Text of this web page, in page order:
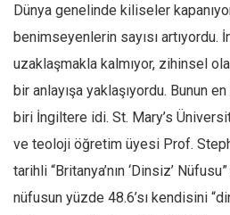
Dünya genelinde kiliseler
benimseyenlerin sayısı artıyordu.
uzaklaşmakla kalmıyor, zihinsel
bir anlayışa yaklaşıyordu. Bunun
biri İngiltere idi. St. Mary’s
ve teoloji öğretim üyesi Prof.
tarihli “Britanya’nın ‘Dinsiz’
nüfusun yüzde 48.6’sı kendisini